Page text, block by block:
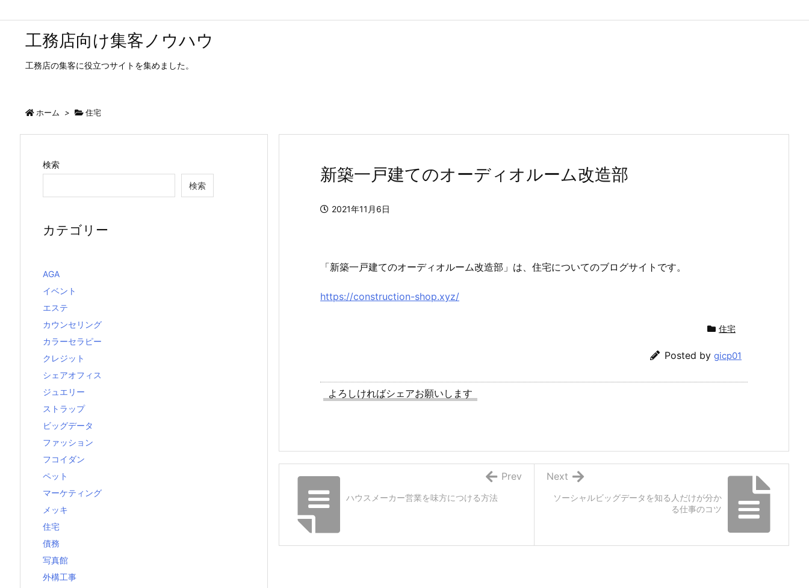
工務店向け集客ノウハウ
工務店の集客に役立つサイトを集めました。
ホーム > 住宅
新築一戸建てのオーディオルーム改造部
2021年11月6日
「新築一戸建てのオーディオルーム改造部」は、住宅についてのブログサイトです。
https://construction-shop.xyz/
住宅
Posted by gicp01
よろしければシェアお願いします
ソーシャルビッグデータを知る人だけが分か
る仕事のコツ
Next
ハウスメーカー営業を味方につける方法
Prev
検索
検索
カテゴリー
AGA
イベント
エステ
カウンセリング
カラーセラピー
クレジット
シェアオフィス
ジュエリー
ストラップ
ビッグデータ
ファッション
フコイダン
ペット
マーケティング
メッキ
住宅
債務
写真館
外構工事